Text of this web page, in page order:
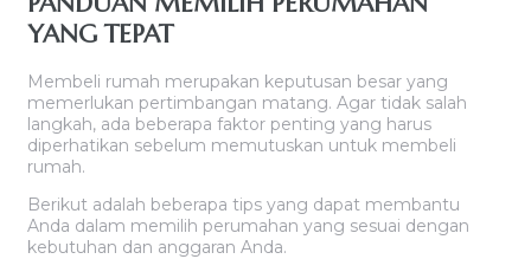
YANG TEPAT
Membeli rumah merupakan keputusan besar yang
memerlukan pertimbangan matang. Agar tidak salah
langkah, ada beberapa faktor penting yang harus
diperhatikan sebelum memutuskan untuk membeli
rumah.
Berikut adalah beberapa tips yang dapat membantu
Anda dalam memilih perumahan yang sesuai dengan
kebutuhan dan anggaran Anda.